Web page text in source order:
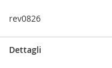
rev0826
Dettagli